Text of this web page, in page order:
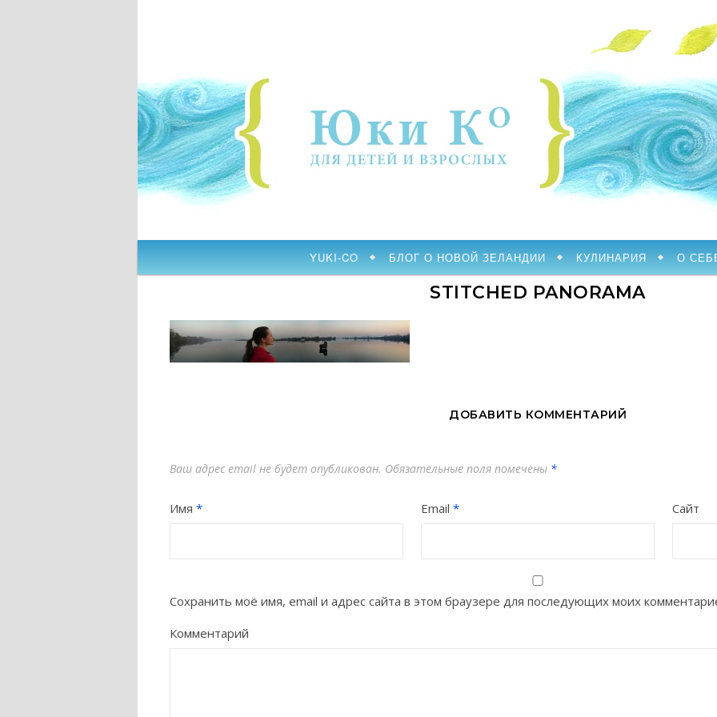
YUKI-CO БЛОГ О НОВОЙ ЗЕЛАНДИИ КУЛИНАРИЯ О
STITCHED PANORAMA
ДОБАВИТЬ КОММЕНТАРИЙ
Ваш адрес email не будет опубликован. Обязательные поля помечены *
Имя * Email * Сайт
Сохранить моё имя, email и адрес сайта в этом браузере для последующих моих
Комментарий